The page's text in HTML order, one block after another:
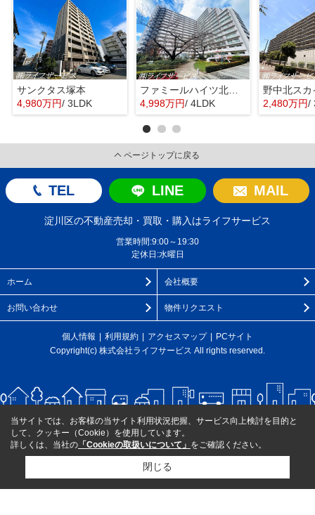
サンクタス塚本
4,980万円/ 3LDK
ファミールハイツ北大阪４号棟
4,998万円/ 4LDK
野中北スカ
2,480万円/
ページトップに戻る
TEL LINE MAIL
淀川区の不動産売却・買取・購入はライフサービス
営業時間:9:00～19:30
定休日:水曜日
ホーム 会社概要
お問い合わせ 物件リクエスト
個人情報 利用規約 アクセスマップ
PCサイト
Copyright(c) 株式会社ライフサービス All rights reserved.
当サイトでは、お客様の当サイト利用状況把握、サービス向上検討を目的と
して、クッキー（Cookie）を使用しています。
詳しくは、当社の 「Cookieの取扱いについて」 をご確認ください。
閉じる